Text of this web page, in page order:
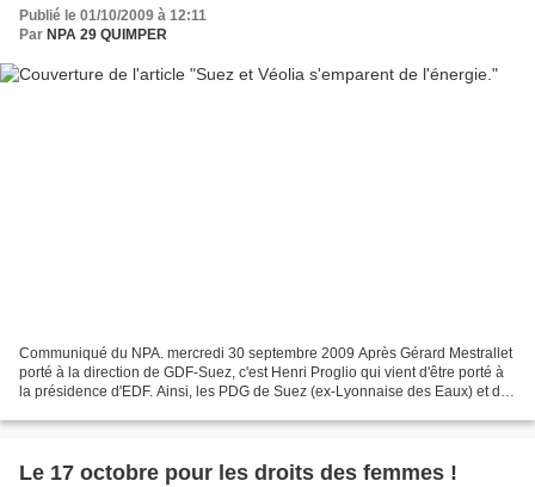
Publié le 01/10/2009 à 12:11
Par NPA 29 QUIMPER
Communiqué du NPA. mercredi 30 septembre 2009 Après Gérard Mestrallet
porté à la direction de GDF-Suez, c'est Henri Proglio qui vient d'être porté à
la présidence d'EDF. Ainsi, les PDG de Suez (ex-Lyonnaise des Eaux) et de
Le 17 octobre pour les droits des femmes !